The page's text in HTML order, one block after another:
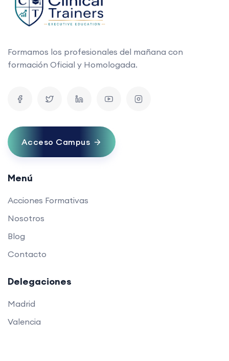
Formamos los profesionales del mañana con
formación Oficial y Homologada.
Acceso Campus
Menú
Acciones Formativas
Nosotros
Blog
Contacto
Delegaciones
Madrid
Valencia